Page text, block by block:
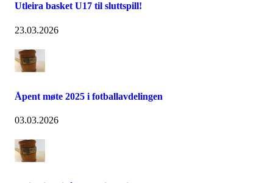
Utleira basket U17 til sluttspill!
23.03.2026
Åpent møte 2025 i fotballavdelingen
03.03.2026